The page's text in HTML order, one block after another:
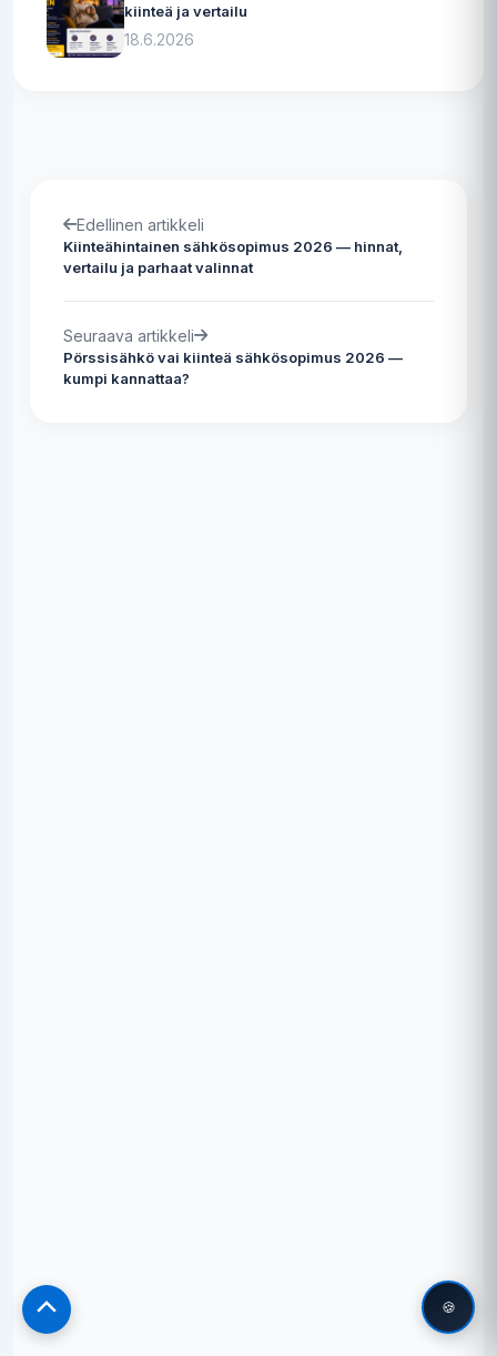
kiinteä ja vertailu
18.6.2026
Edellinen artikkeli
Kiinteähintainen sähkösopimus 2026 — hinnat,
vertailu ja parhaat valinnat
Seuraava artikkeli
Pörssisähkö vai kiinteä sähkösopimus 2026 —
kumpi kannattaa?
🍪
Scroll
to